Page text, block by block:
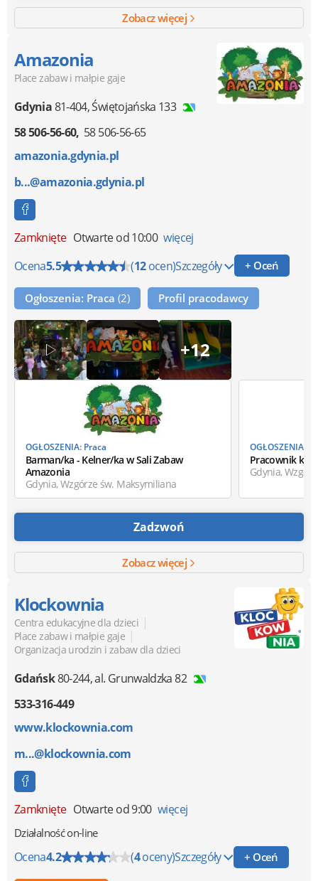
Zobacz więcej
Amazonia
Place zabaw i małpie gaje
Gdynia81-404,Świętojańska 133
58 506-56-60 58 506-56-65
amazonia.gdynia.pl
b...@amazonia.gdynia.pl
Zamknięte Otwarte od 10:00 więcej
Ocena5.5 (12ocen)Szczegóły + Oceń
Ogłoszenia: Praca (2) Profil pracodawcy
+12
OGŁOSZENIA: Praca
Barman/ka - Kelner/ka w Sali Zabaw
Amazonia
Gdynia, Wzgórze św. Maksymiliana
OGŁOSZENIA:
Pracownik
Gdynia,
Zadzwoń
Zobacz więcej
Klockownia
Centra edukacyjne dla dzieci |
Place zabaw i małpie gaje |
Organizacja urodzin i zabaw dla dzieci
Gdańsk80-244,al. Grunwaldzka 82
533-316-449
www.klockownia.com
m...@klockownia.com
Zamknięte Otwarte od 9:00 więcej
Działalność on-line
Ocena4.2 (4oceny)Szczegóły + Oceń